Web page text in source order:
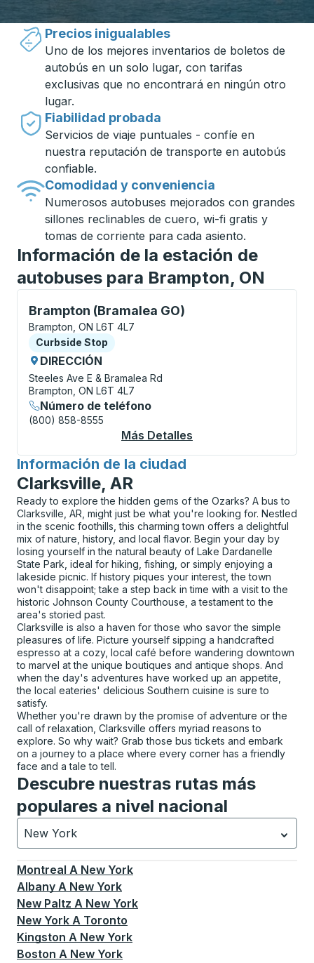
Viajar hecho simple con Trailways
Precios inigualables
Uno de los mejores inventarios de boletos de
autobús en un solo lugar, con tarifas
exclusivas que no encontrará en ningún otro
lugar.
Fiabilidad probada
Servicios de viaje puntuales - confíe en
nuestra reputación de transporte en autobús
confiable.
Comodidad y conveniencia
Numerosos autobuses mejorados con grandes
sillones reclinables de cuero, wi-fi gratis y
tomas de corriente para cada asiento.
Información de la estación de
autobuses para Brampton, ON
Brampton (Bramalea GO)
Curbside Stop, utilice las teclas de flecha o la tecla
Brampton, ON L6T 4L7
Curbside Stop
Curbside Stop
DIRECCIÓN
Steeles Ave E & Bramalea Rd
Brampton, ON L6T 4L7
Número de teléfono
(800) 858-8555
Más Detalles
Información de la ciudad
para
Clarksville, AR
Ready to explore the hidden gems of the Ozarks? A bus to
Clarksville, AR, might just be what you're looking for. Nestled
in the scenic foothills, this charming town offers a delightful
mix of nature, history, and local flavor. Begin your day by
losing yourself in the natural beauty of Lake Dardanelle
State Park, ideal for hiking, fishing, or simply enjoying a
lakeside picnic. If history piques your interest, the town
won't disappoint; take a step back in time with a visit to the
historic Johnson County Courthouse, a testament to the
area's storied past.
Clarksville is also a haven for those who savor the simple
pleasures of life. Picture yourself sipping a handcrafted
espresso at a cozy, local café before wandering downtown
to marvel at the unique boutiques and antique shops. And
when the day's adventures have worked up an appetite,
the local eateries' delicious Southern cuisine is sure to
satisfy.
Whether you're drawn by the promise of adventure or the
call of relaxation, Clarksville offers myriad reasons to
explore. So why wait? Grab those bus tickets and embark
on a journey to a place where every corner has a friendly
face and a tale to tell.
Descubre nuestras rutas más
populares a nivel nacional
New York
Currently selected: New York.La selección está
Montreal A New York
Albany A New York
New Paltz A New York
New York A Toronto
Kingston A New York
Boston A New York